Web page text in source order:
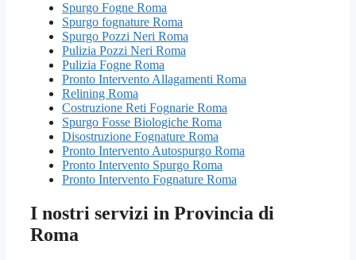
Spurgo Fogne Roma
Spurgo fognature Roma
Spurgo Pozzi Neri Roma
Pulizia Pozzi Neri Roma
Pulizia Fogne Roma
Pronto Intervento Allagamenti Roma
Relining Roma
Costruzione Reti Fognarie Roma
Spurgo Fosse Biologiche Roma
Disostruzione Fognature Roma
Pronto Intervento Autospurgo Roma
Pronto Intervento Spurgo Roma
Pronto Intervento Fognature Roma
I nostri servizi in Provincia di
Roma